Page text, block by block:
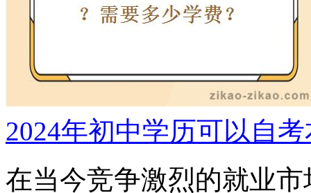
2024年初中学历可以自
在当今竞争激烈的就业